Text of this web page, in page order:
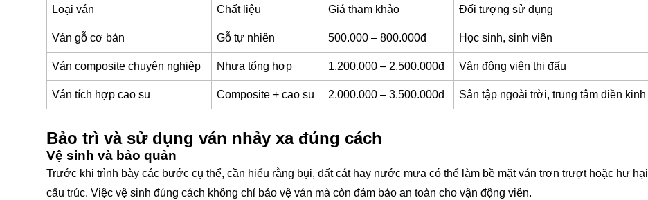
Loại ván Chất liệu Giá tham khảo Đối tượng sử dụng
Ván gỗ cơ bản Gỗ tự nhiên 500.000 – 800.000đ Học sinh, sinh viên
Ván composite chuyên nghiệp Nhựa tổng hợp 1.200.000 – 2.500.000đ Vận động viên thi đấu
Ván tích hợp cao su Composite + cao su 2.000.000 – 3.500.000đ Sân tập ngoài trời, trung tâm điền kinh
Bảo trì và sử dụng ván nhảy xa đúng cách
Vệ sinh và bảo quản
Trước khi trình bày các bước cụ thể, cần hiểu rằng bụi, đất cát hay nước mưa có thể làm bề mặt ván trơn trượt hoặc hư hại
cấu trúc. Việc vệ sinh đúng cách không chỉ bảo vệ ván mà còn đảm bảo an toàn cho vận động viên.